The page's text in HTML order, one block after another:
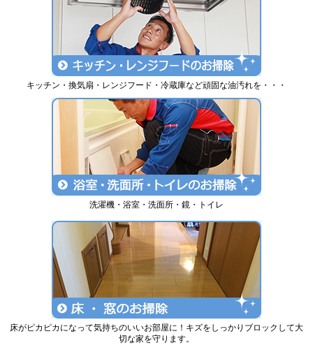
キッチン・換気扇・レンジフード・冷蔵庫など頑固な油汚れを・・・
洗濯機・浴室・洗面所・鏡・トイレ
床がピカピカになって気持ちのいいお部屋に！キズをしっかりブロックして大
切な家を守ります。